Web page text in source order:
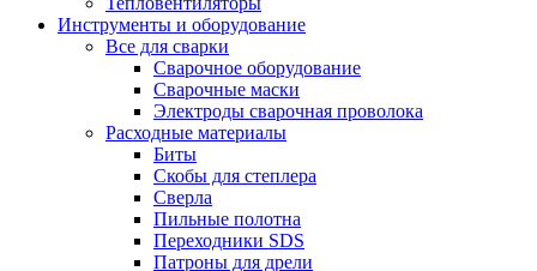
Инструменты и оборудование
Все для сварки
Сварочное оборудование
Сварочные маски
Электроды сварочная проволока
Расходные материалы
Биты
Скобы для степлера
Сверла
Пильные полотна
Переходники SDS
Патроны для дрели